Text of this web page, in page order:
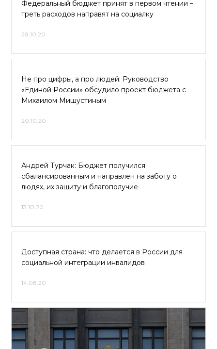
Федеральный бюджет принят в первом чтении –
треть расходов направят на социалку
28.10.20
Не про цифры, а про людей: Руководство
«Единой России» обсудило проект бюджета с
Михаилом Мишустиным
20.10.20
Андрей Турчак: Бюджет получился
сбалансированным и направлен на заботу о
людях, их защиту и благополучие
13.10.20
Доступная страна: что делается в России для
социальной интеграции инвалидов
14.08.20